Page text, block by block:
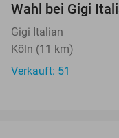
Wahl bei Gigi
Gigi Italian
Köln (11 km)
Verkauft: 51